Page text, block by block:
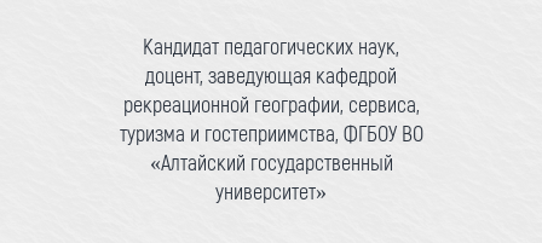
Кандидат педагогических наук,
доцент, заведующая кафедрой
рекреационной географии, сервиса,
туризма и гостеприимства, ФГБОУ ВО
«Алтайский государственный
университет»